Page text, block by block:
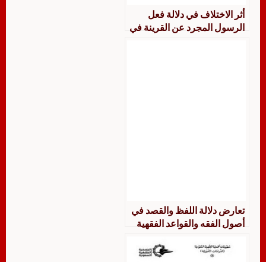
أثر الاختلاف في دلالة فعل
الرسول المجرد عن القرينة في
تعارض دلالة اللفظ والقصد في
أصول الفقه والقواعد الفقهية